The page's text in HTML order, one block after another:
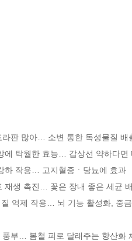
판 많아… 소변 통한 독성물질 배
에 탁월한 효능… 갑상선 약하다면
하 작용… 고지혈증ㆍ당뇨에 효과
재생 촉진… 꽃은 장내 좋은 세균
억제 작용… 뇌 기능 활성화, 중
부… 봄철 피로 달래주는 항산화